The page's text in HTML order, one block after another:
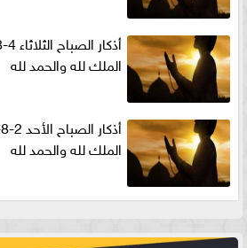
الملك لله والحمد لله
الملك لله والحمد لله